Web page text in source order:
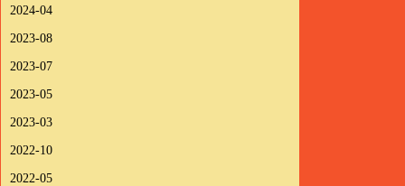
2024-04
2023-08
2023-07
2023-05
2023-03
2022-10
2022-05